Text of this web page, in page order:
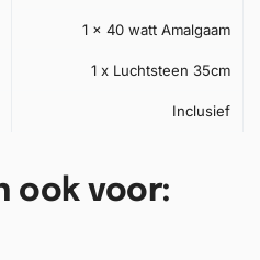
1 x 40 watt Amalgaam
1 x Luchtsteen 35cm
Inclusief
ook voor: